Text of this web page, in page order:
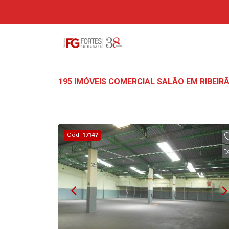
195 IMÓVEIS COMERCIAL SALÃO EM
Cód. 17147